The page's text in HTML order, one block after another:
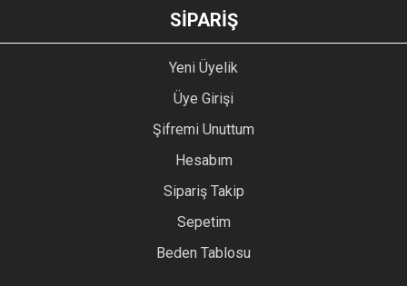
GÖNDER
SİPARİŞ
Yeni Üyelik
Üye Girişi
Şifremi Unuttum
Hesabım
Sipariş Takip
Sepetim
Beden Tablosu